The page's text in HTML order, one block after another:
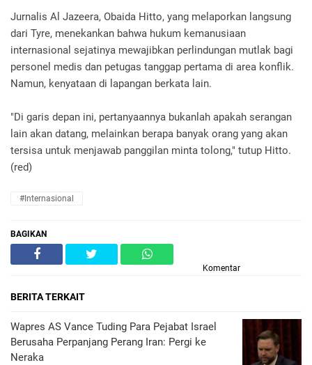
Jurnalis Al Jazeera, Obaida Hitto, yang melaporkan langsung
dari Tyre, menekankan bahwa hukum kemanusiaan
internasional sejatinya mewajibkan perlindungan mutlak bagi
personel medis dan petugas tanggap pertama di area konflik.
Namun, kenyataan di lapangan berkata lain.
"Di garis depan ini, pertanyaannya bukanlah apakah serangan
lain akan datang, melainkan berapa banyak orang yang akan
tersisa untuk menjawab panggilan minta tolong," tutup Hitto.
(red)
#Internasional
BAGIKAN
Komentar
BERITA TERKAIT
Wapres AS Vance Tuding Para Pejabat Israel
Berusaha Perpanjang Perang Iran: Pergi ke
Neraka